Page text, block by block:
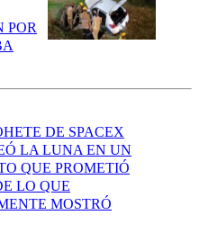
POR
DE SPACEX
LA LUNA EN UN
QUE PROMETIÓ
LO QUE
MOSTRÓ